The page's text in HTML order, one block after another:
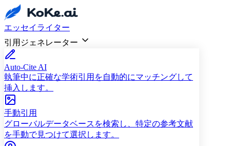
エッセイライター
引用ジェネレーター
Auto-Cite AI
執筆中に正確な学術引用を自動的にマッチングして
挿入します。
手動引用
グローバルデータベースを検索し、特定の参考文献
を手動で見つけて選択します。